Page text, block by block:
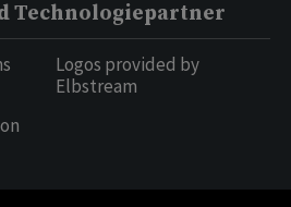
Technologiepartner
Logos provided by
Elbstream